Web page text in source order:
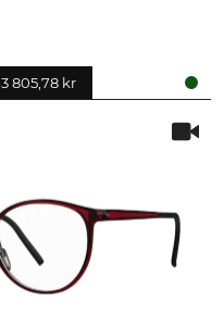
3 805,78 kr